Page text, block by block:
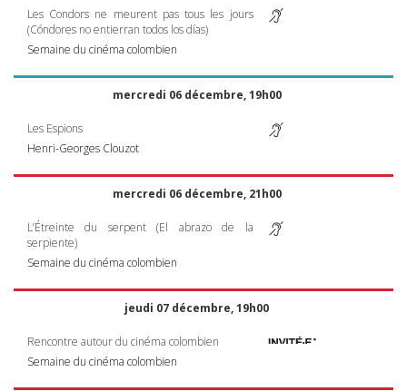
Les Condors ne meurent pas tous les jours
(Cóndores no entierran todos los días)
Semaine du cinéma colombien
mercredi 06 décembre, 19h00
Les Espions
Henri-Georges Clouzot
mercredi 06 décembre, 21h00
L’Étreinte du serpent (El abrazo de la
serpiente)
Semaine du cinéma colombien
jeudi 07 décembre, 19h00
Rencontre autour du cinéma colombien
Semaine du cinéma colombien